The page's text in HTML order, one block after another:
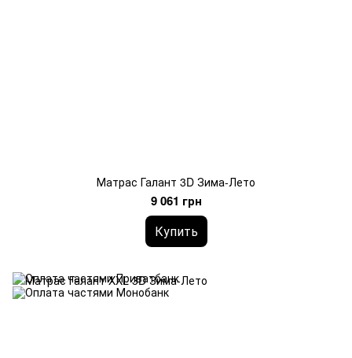
Матрас Галант 3D Зима-Лето
9 061 грн
Купить